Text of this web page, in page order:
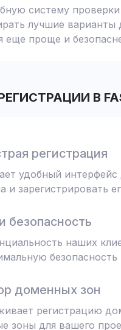
систему
лучшие варианты
еще проще и
В
регистрация
удобный
и зарегистрировать
безопасность
наших
доменных зон
регистрацию
зоны для вашего